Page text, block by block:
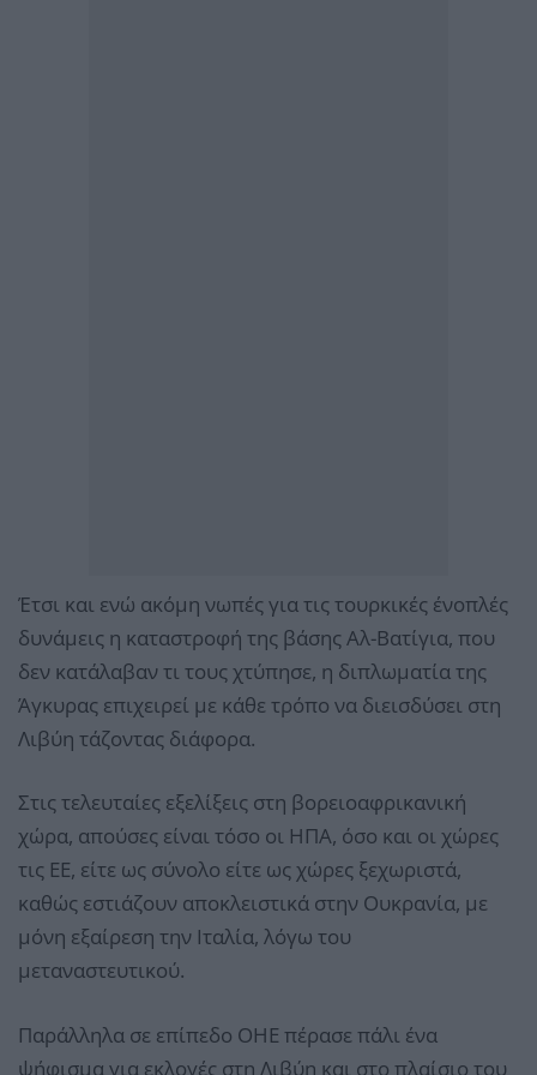
Έτσι και ενώ ακόμη νωπές για τις τουρκικές ένοπλές
δυνάμεις η καταστροφή της βάσης Αλ-Βατίγια, που
δεν κατάλαβαν τι τους χτύπησε, η διπλωματία της
Άγκυρας επιχειρεί με κάθε τρόπο να διεισδύσει στη
Λιβύη τάζοντας διάφορα.
Στις τελευταίες εξελίξεις στη βορειοαφρικανική
χώρα, απούσες είναι τόσο οι ΗΠΑ, όσο και οι χώρες
τις ΕΕ, είτε ως σύνολο είτε ως χώρες ξεχωριστά,
καθώς εστιάζουν αποκλειστικά στην Ουκρανία, με
μόνη εξαίρεση την Ιταλία, λόγω του
μεταναστευτικού.
Παράλληλα σε επίπεδο ΟΗΕ πέρασε πάλι ένα
ψήφισμα για εκλογές στη Λιβύη και στο πλαίσιο του